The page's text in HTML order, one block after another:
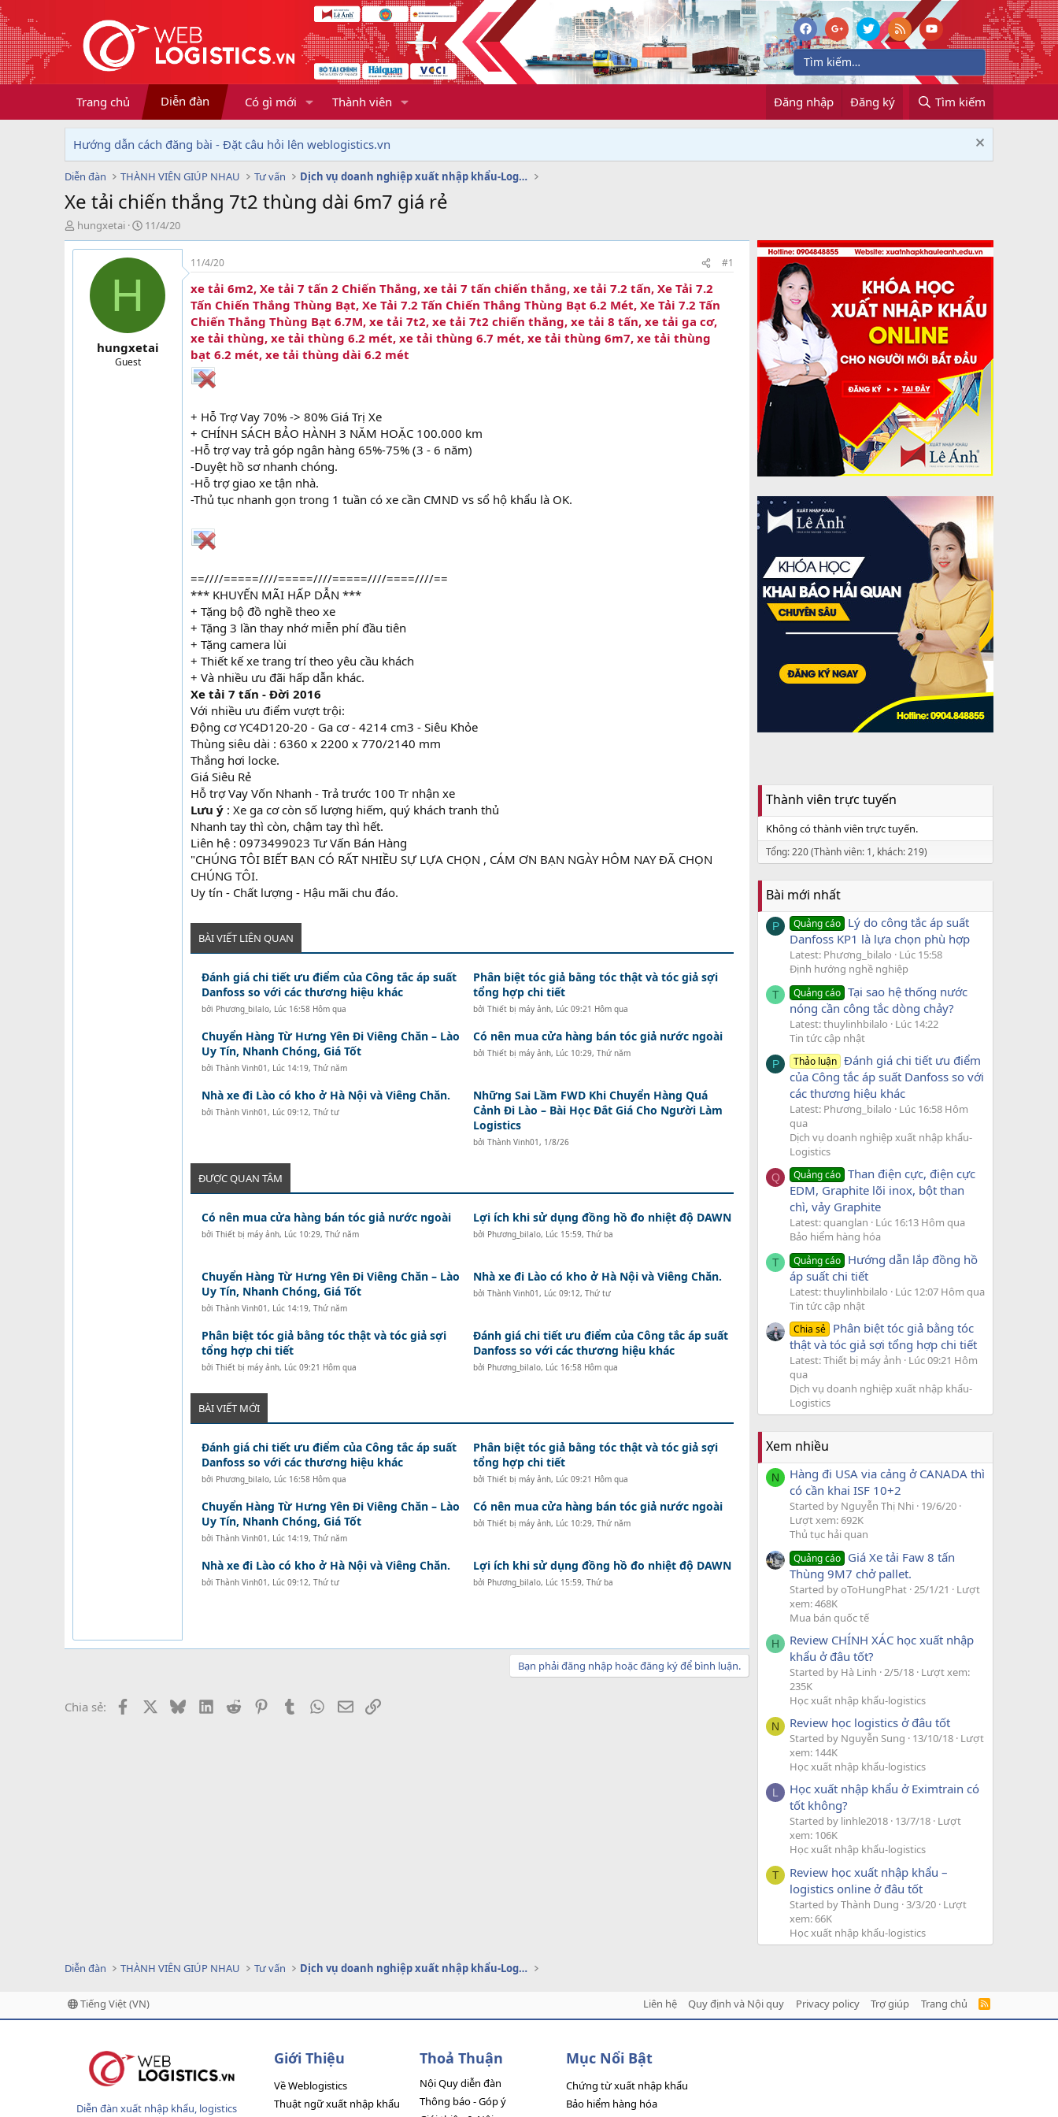
Trang chủ Diễn đàn Có gì mới Thành viên Đăng nhập Đăng ký Tìm kiếm
Hướng dẫn cách đăng bài - Đặt câu hỏi lên weblogistics.vn
Diễn đàn THÀNH VIÊN GIÚP NHAU Tư vấn Dịch vụ doanh nghiệp xuất nhập khẩu-Logistics
Xe tải chiến thắng 7t2 thùng dài 6m7 giá rẻ
T
h
r
hungxetai
N
g
à
y
11/4/20
H
hungxetai
Guest
11/4/20 #1
xe tải 6m2, Xe tải 7 tấn 2 Chiến Thắng, xe tải 7 tấn chiến thắng, xe tải 7.2 tấn, Xe Tải 7.2
Tấn Chiến Thắng Thùng Bạt, Xe Tải 7.2 Tấn Chiến Thắng Thùng Bạt 6.2 Mét, Xe Tải 7.2 Tấn
Chiến Thắng Thùng Bạt 6.7M, xe tải 7t2, xe tải 7t2 chiến thắng, xe tải 8 tấn, xe tải ga cơ,
xe tải thùng, xe tải thùng 6.2 mét, xe tải thùng 6.7 mét, xe tải thùng 6m7, xe tải thùng
bạt 6.2 mét, xe tải thùng dài 6.2 mét
+ Hỗ Trợ Vay 70% -> 80% Giá Trị Xe
+ CHÍNH SÁCH BẢO HÀNH 3 NĂM HOẶC 100.000 km
-Hỗ trợ vay trả góp ngân hàng 65%-75% (3 - 6 năm)
-Duyệt hồ sơ nhanh chóng.
-Hỗ trợ giao xe tận nhà.
-Thủ tục nhanh gọn trong 1 tuần có xe cần CMND vs sổ hộ khẩu là OK.
==////=====////=====////=====////====////==
*** KHUYẾN MÃI HẤP DẪN ***
+ Tặng bộ đồ nghề theo xe
+ Tặng 3 lần thay nhớ miễn phí đầu tiên
+ Tặng camera lùi
+ Thiết kế xe trang trí theo yêu cầu khách
+ Và nhiều ưu đãi hấp dẫn khác.
Xe tải 7 tấn - Đời 2016
Với nhiều ưu điểm vượt trội:
Động cơ YC4D120-20 - Ga cơ - 4214 cm3 - Siêu Khỏe
Thùng siêu dài : 6360 x 2200 x 770/2140 mm
Thắng hơi locke.
Giá Siêu Rẻ
Hỗ trợ Vay Vốn Nhanh - Trả trước 100 Tr nhận xe
Lưu ý : Xe ga cơ còn số lượng hiếm, quý khách tranh thủ
Nhanh tay thì còn, chậm tay thì hết.
Liên hệ : 0973499023 Tư Vấn Bán Hàng
"CHÚNG TÔI BIẾT BẠN CÓ RẤT NHIỀU SỰ LỰA CHỌN , CÁM ƠN BẠN NGÀY HÔM NAY ĐÃ CHỌN
CHÚNG TÔI.
Uy tín - Chất lượng - Hậu mãi chu đáo.
BÀI VIẾT LIÊN QUAN
Đánh giá chi tiết ưu điểm của Công tắc áp suất
Danfoss so với các thương hiệu khác
bởi Phương_bilalo, Lúc 16:58 Hôm qua
Phân biệt tóc giả bằng tóc thật và tóc giả sợi
tổng hợp chi tiết
bởi Thiết bị máy ảnh, Lúc 09:21 Hôm qua
Chuyển Hàng Từ Hưng Yên Đi Viêng Chăn – Lào
Uy Tín, Nhanh Chóng, Giá Tốt
bởi Thành Vinh01, Lúc 14:19, Thứ năm
Có nên mua cửa hàng bán tóc giả nước ngoài
bởi Thiết bị máy ảnh, Lúc 10:29, Thứ năm
Nhà xe đi Lào có kho ở Hà Nội và Viêng Chăn.
bởi Thành Vinh01, Lúc 09:12, Thứ tư
Những Sai Lầm FWD Khi Chuyển Hàng Quá
Cảnh Đi Lào – Bài Học Đắt Giá Cho Người Làm
Logistics
bởi Thành Vinh01, 1/8/26
ĐƯỢC QUAN TÂM
Có nên mua cửa hàng bán tóc giả nước ngoài
bởi Thiết bị máy ảnh, Lúc 10:29, Thứ năm
Lợi ích khi sử dụng đồng hồ đo nhiệt độ DAWN
bởi Phương_bilalo, Lúc 15:59, Thứ ba
Chuyển Hàng Từ Hưng Yên Đi Viêng Chăn – Lào
Uy Tín, Nhanh Chóng, Giá Tốt
bởi Thành Vinh01, Lúc 14:19, Thứ năm
Nhà xe đi Lào có kho ở Hà Nội và Viêng Chăn.
bởi Thành Vinh01, Lúc 09:12, Thứ tư
Phân biệt tóc giả bằng tóc thật và tóc giả sợi
tổng hợp chi tiết
bởi Thiết bị máy ảnh, Lúc 09:21 Hôm qua
Đánh giá chi tiết ưu điểm của Công tắc áp suất
Danfoss so với các thương hiệu khác
bởi Phương_bilalo, Lúc 16:58 Hôm qua
BÀI VIẾT MỚI
Đánh giá chi tiết ưu điểm của Công tắc áp suất
Danfoss so với các thương hiệu khác
bởi Phương_bilalo, Lúc 16:58 Hôm qua
Phân biệt tóc giả bằng tóc thật và tóc giả sợi
tổng hợp chi tiết
bởi Thiết bị máy ảnh, Lúc 09:21 Hôm qua
Chuyển Hàng Từ Hưng Yên Đi Viêng Chăn – Lào
Uy Tín, Nhanh Chóng, Giá Tốt
bởi Thành Vinh01, Lúc 14:19, Thứ năm
Có nên mua cửa hàng bán tóc giả nước ngoài
bởi Thiết bị máy ảnh, Lúc 10:29, Thứ năm
Nhà xe đi Lào có kho ở Hà Nội và Viêng Chăn.
bởi Thành Vinh01, Lúc 09:12, Thứ tư
Lợi ích khi sử dụng đồng hồ đo nhiệt độ DAWN
bởi Phương_bilalo, Lúc 15:59, Thứ ba
Bạn phải đăng nhập hoặc đăng ký để bình luận.
Chia sẻ: Facebook BlueskyLinkedIn
Reddit PinterestTumblr WhatsApp
EmailLink
Thành viên trực tuyến
Không có thành viên trực tuyến.
Tổng: 220 (Thành viên: 1, khách: 219)
Bài mới nhất
P Quảng cáo Lý do công tắc áp suất
Danfoss KP1 là lựa chọn phù hợp
Latest: Phương_bilalo
Lúc 15:58
Định hướng nghề nghiệp
T Quảng cáo Tại sao hệ thống nước
nóng cần công tắc dòng chảy?
Latest: thuylinhbilalo
Lúc 14:22
Tin tức cập nhật
P Thảo luận Đánh giá chi tiết ưu điểm
của Công tắc áp suất Danfoss so với
các thương hiệu khác
Latest: Phương_bilalo
Lúc 16:58 Hôm
qua
Dịch vụ doanh nghiệp xuất nhập khẩu-
Logistics
Q Quảng cáo Than điện cực, điện cực
EDM, Graphite lõi inox, bột than
chì, vảy Graphite
Latest: quanglan
Lúc 16:13 Hôm qua
Bảo hiểm hàng hóa
T Quảng cáo Hướng dẫn lắp đồng hồ
áp suất chi tiết
Latest: thuylinhbilalo
Lúc 12:07 Hôm qua
Tin tức cập nhật
Chia sẻ Phân biệt tóc giả bằng tóc
thật và tóc giả sợi tổng hợp chi tiết
Latest: Thiết bị máy ảnh
Lúc 09:21 Hôm
qua
Dịch vụ doanh nghiệp xuất nhập khẩu-
Logistics
Xem nhiều
N
Hàng đi USA via cảng ở CANADA thì
có cần khai ISF 10+2
Started by Nguyễn Thị Nhi 19/6/20
Lượt xem: 692K
Thủ tục hải quan
Quảng cáo Giá Xe tải Faw 8 tấn
Thùng 9M7 chở pallet.
Started by oToHungPhat 25/1/21
Lượt
xem: 468K
Mua bán quốc tế
H
Review CHÍNH XÁC học xuất nhập
khẩu ở đâu tốt?
Started by Hà Linh 2/5/18 Lượt xem:
235K
Học xuất nhập khẩu-logistics
N Review học logistics ở đâu tốt
Started by Nguyễn Sung 13/10/18 Lượt
xem: 144K
Học xuất nhập khẩu-logistics
L
Học xuất nhập khẩu ở Eximtrain có
tốt không?
Started by linhle2018 13/7/18 Lượt
xem: 106K
Học xuất nhập khẩu-logistics
T
Review học xuất nhập khẩu –
logistics online ở đâu tốt
Started by Thành Dung 3/3/20 Lượt
xem: 66K
Học xuất nhập khẩu-logistics
Diễn đàn THÀNH VIÊN GIÚP NHAU Tư vấn Dịch vụ doanh nghiệp xuất nhập khẩu-Logistics
Tiếng Việt (VN) Liên hệ Quy định và Nội quy Privacy policy Trợ giúp Trang chủ
R
Diễn đàn xuất nhập khẩu, logistics
Giới Thiệu
Về Weblogistics
Thuật ngữ xuất nhập khẩu
Thoả Thuận
Nội Quy diễn đàn
Thông báo - Góp ý
Mục Nổi Bật
Chứng từ xuất nhập khẩu
Bảo hiểm hàng hóa